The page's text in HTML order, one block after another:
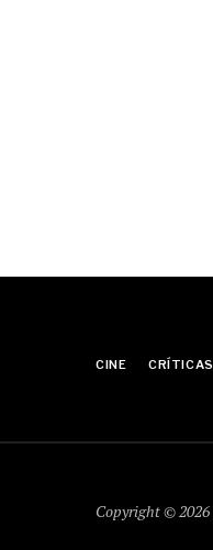
CINE CRÍTICAS
Copyright © 2026